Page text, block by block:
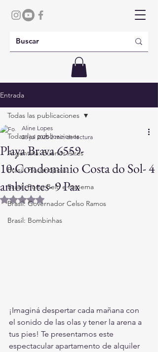
Entrada
Todas las publicaciones
Argentina: Buenos Aires
Brasil: Florianópolis
Brasil: Porto Belo e Itapema
Brasil: Governador Celso Ramos
Brasil: Bombinhas
Todas las publicaciones
Playa Brava 6559-
10:Condominio Costa do Sol- 4
ambientes- 9 Pax
Aline Lopes
28 jul 2025 2 min de lectura
Obtuvo NaN de 5 estrellas.
¡Imaginá despertar cada mañana con
el sonido de las olas y tener la arena a
tus pies! Te presentamos este
espectacular apartamento de alquiler